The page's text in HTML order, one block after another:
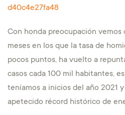
d40c4e27fa48
Con honda preocupación vemos
meses en los que la tasa de
pocos puntos, ha vuelto a
casos cada 100 mil habitantes,
teníamos a inicios del año 2021
apetecido récord histórico de